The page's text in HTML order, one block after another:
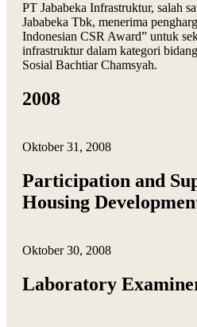
PT Jababeka Infrastruktur, salah
Jababeka Tbk, menerima
Indonesian CSR Award” untuk
infrastruktur dalam kategori
Sosial Bachtiar Chamsyah.
2008
Oktober 31, 2008
Participation and
Housing
Oktober 30, 2008
Laboratory